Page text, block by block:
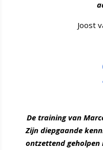
Joost
De training van
Zijn diepgaande
ontzettend